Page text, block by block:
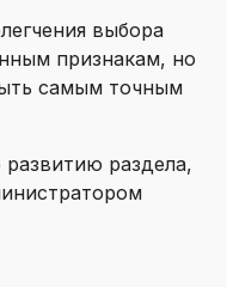
выбора
признакам, но
самым точным
развитию раздела,